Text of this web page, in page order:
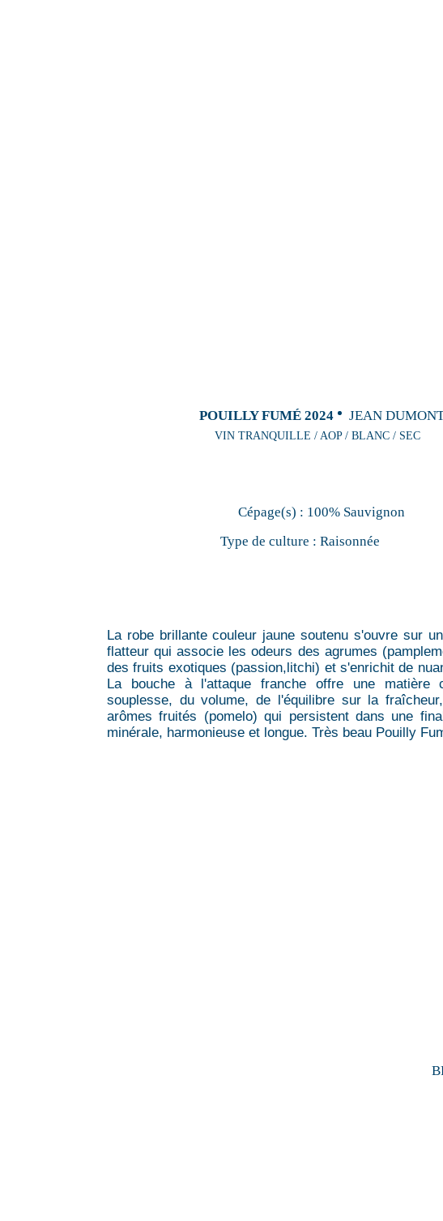
POUILLY FUMÉ 2024 JEAN
VIN TRANQUILLE / AOP / BLANC / SEC
Cépage(s) : 100% Sauvignon
Type de culture : Raisonnée
La robe brillante couleur jaune soutenu s'ouvre sur
flatteur qui associe les odeurs des agrumes
des fruits exotiques (passion,litchi) et s'enrichit de
La bouche à l'attaque franche offre une matière
souplesse, du volume, de l'équilibre sur la
arômes fruités (pomelo) qui persistent dans une
minérale, harmonieuse et longue. Très beau Pouilly